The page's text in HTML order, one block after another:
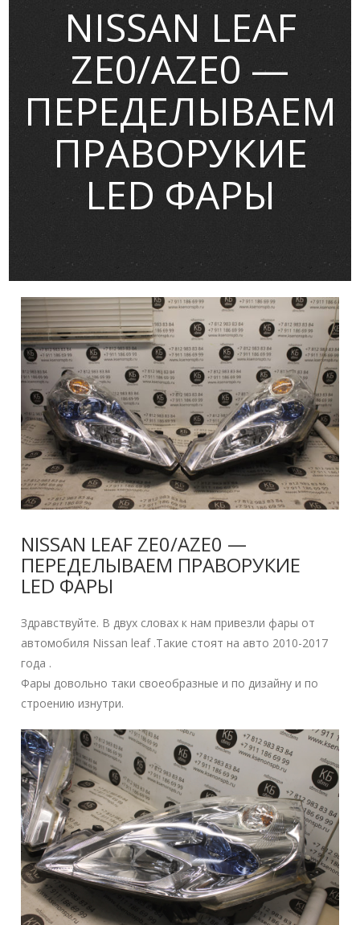
NISSAN LEAF
ZE0/AZE0 —
ПЕРЕДЕЛЫВАЕМ
ПРАВОРУКИЕ
LED ФАРЫ
NISSAN LEAF ZE0/AZE0 —
ПЕРЕДЕЛЫВАЕМ ПРАВОРУКИЕ
LED ФАРЫ
Здравствуйте. В двух словах к нам привезли фары от
автомобиля Nissan leaf .Такие стоят на авто 2010-2017
года .
Фары довольно таки своеобразные и по дизайну и по
строению изнутри.